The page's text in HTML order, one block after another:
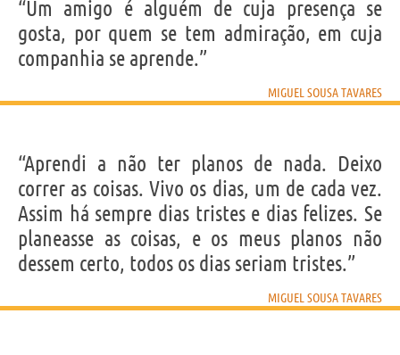
“Um amigo é alguém de cuja presença se
gosta, por quem se tem admiração, em cuja
companhia se aprende.”
MIGUEL SOUSA TAVARES
“Aprendi a não ter planos de nada. Deixo
correr as coisas. Vivo os dias, um de cada vez.
Assim há sempre dias tristes e dias felizes. Se
planeasse as coisas, e os meus planos não
dessem certo, todos os dias seriam tristes.”
MIGUEL SOUSA TAVARES